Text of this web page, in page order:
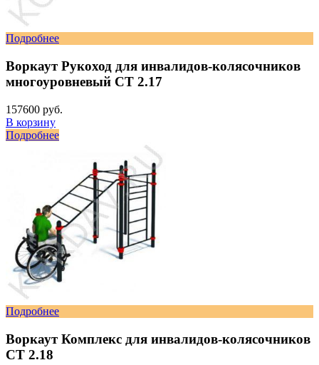
Подробнее
Воркаут Рукоход для инвалидов-колясочников
многоуровневый СТ 2.17
157600 руб.
В корзину
Подробнее
Подробнее
Воркаут Комплекс для инвалидов-колясочников
СТ 2.18